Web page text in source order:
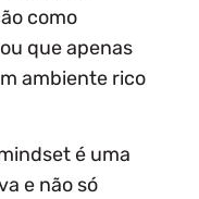
como
que apenas
ambiente rico
é uma
e não só